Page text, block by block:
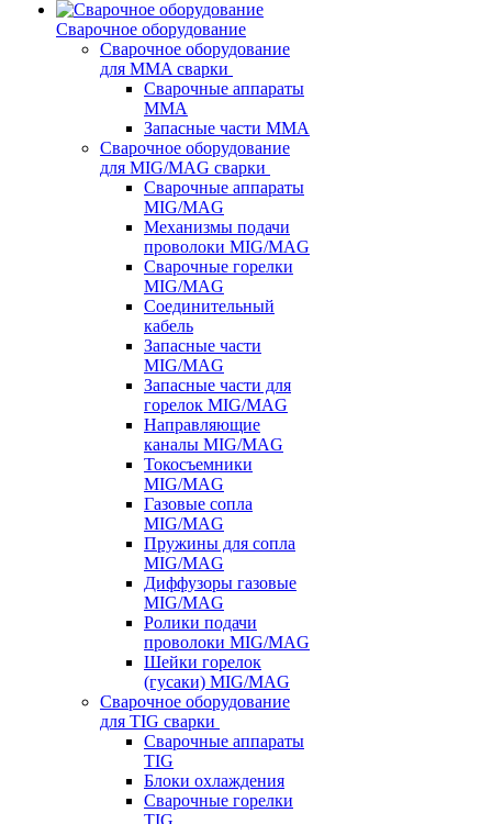
Сварочное оборудование
Сварочное оборудование
для MMA сварки
Сварочные аппараты
MMA
Запасные части MMA
Сварочное оборудование
для MIG/MAG сварки
Сварочные аппараты
MIG/MAG
Механизмы подачи
проволоки MIG/MAG
Сварочные горелки
MIG/MAG
Соединительный
кабель
Запасные части
MIG/MAG
Запасные части для
горелок MIG/MAG
Направляющие
каналы MIG/MAG
Токосъемники
MIG/MAG
Газовые сопла
MIG/MAG
Пружины для сопла
MIG/MAG
Диффузоры газовые
MIG/MAG
Ролики подачи
проволоки MIG/MAG
Шейки горелок
(гусаки) MIG/MAG
Сварочное оборудование
для TIG сварки
Сварочные аппараты
TIG
Блоки охлаждения
Сварочные горелки
TIG